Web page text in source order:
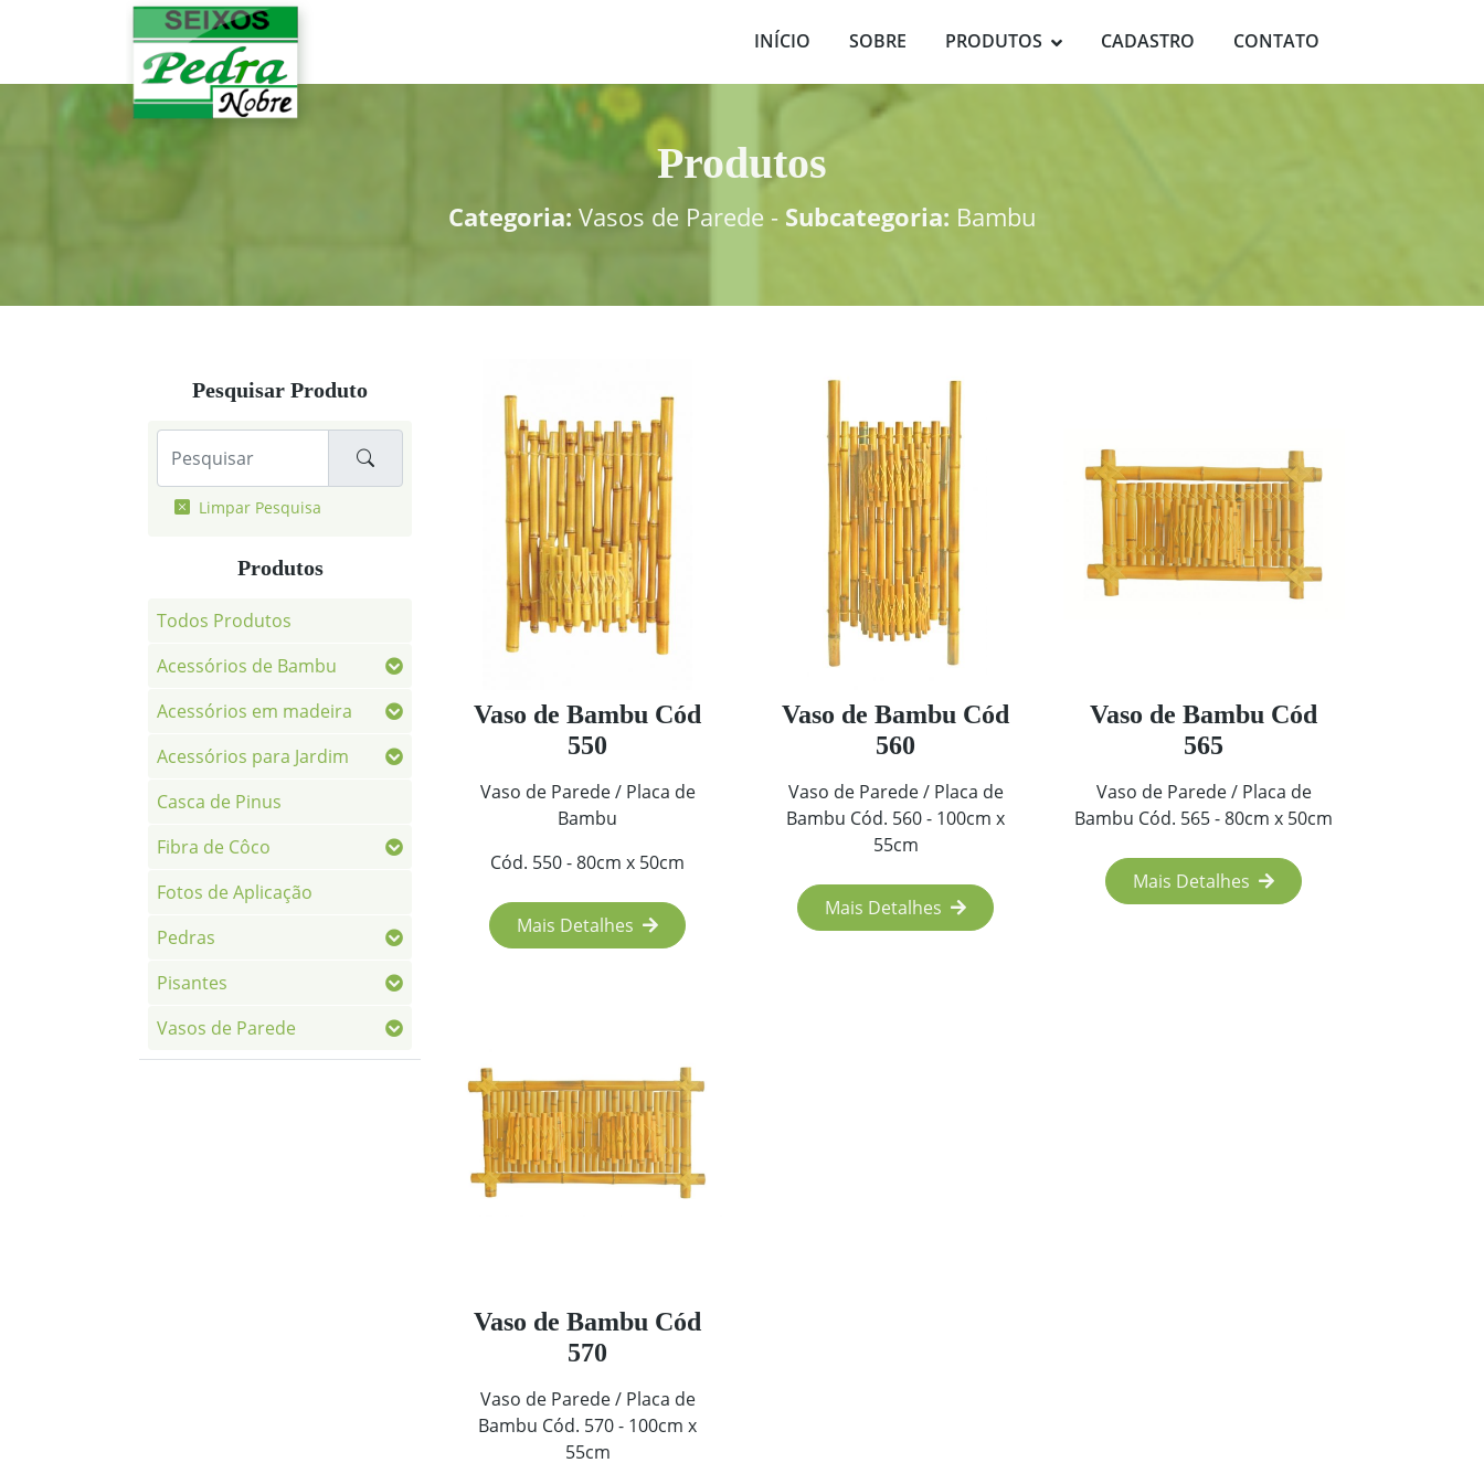
INÍCIO SOBRE PRODUTOS CADASTRO CONTATO
Produtos
Categoria: Vasos de Parede - Subcategoria: Bambu
Pesquisar Produto
Limpar Pesquisa
Produtos
Todos Produtos
Acessórios de Bambu
Acessórios em madeira
Acessórios para Jardim
Casca de Pinus
Fibra de Côco
Fotos de Aplicação
Pedras
Pisantes
Vasos de Parede
Vaso de Bambu Cód
550
Vaso de Parede / Placa de
Bambu
Cód. 550 - 80cm x 50cm
Mais Detalhes
Vaso de Bambu Cód
560
Vaso de Parede / Placa de
Bambu Cód. 560 - 100cm x
55cm
Mais Detalhes
Vaso de Bambu Cód
565
Vaso de Parede / Placa de
Bambu Cód. 565 - 80cm x 50cm
Mais Detalhes
Vaso de Bambu Cód
570
Vaso de Parede / Placa de
Bambu Cód. 570 - 100cm x
55cm